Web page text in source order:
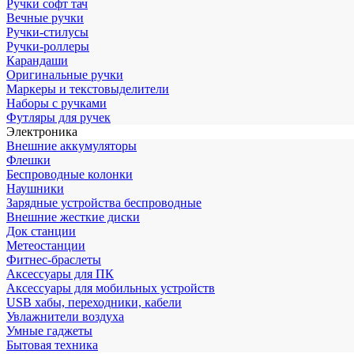
Ручки софт тач
Вечные ручки
Ручки-стилусы
Ручки-роллеры
Карандаши
Оригинальные ручки
Маркеры и текстовыделители
Наборы с ручками
Футляры для ручек
Электроника
Внешние аккумуляторы
Флешки
Беспроводные колонки
Наушники
Зарядные устройства беспроводные
Внешние жесткие диски
Док станции
Метеостанции
Фитнес-браслеты
Аксессуары для ПК
Аксессуары для мобильных устройств
USB хабы, переходники, кабели
Увлажнители воздуха
Умные гаджеты
Бытовая техника